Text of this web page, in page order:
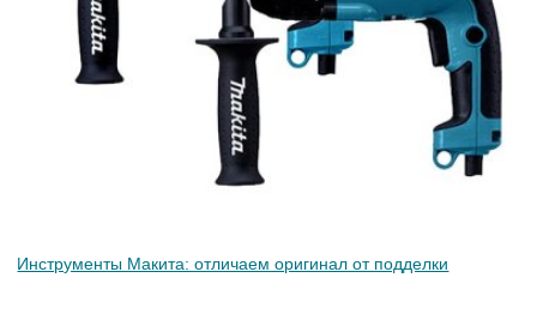
Инструменты Макита: отличаем оригинал от подделки